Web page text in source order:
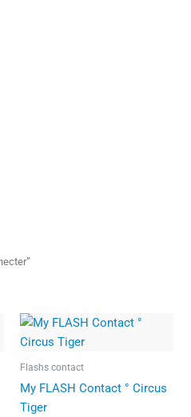
Flashs contact
My FLASH Contact ° Circus
Tiger